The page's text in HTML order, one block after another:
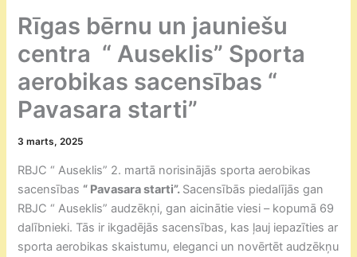
Rīgas bērnu un jauniešu
centra “ Auseklis” Sporta
aerobikas sacensības “
Pavasara starti”
3 marts, 2025
RBJC “ Auseklis” 2. martā norisinājās sporta aerobikas
sacensības “ Pavasara starti”. Sacensībās piedalījās gan
RBJC “ Auseklis” audzēkņi, gan aicinātie viesi – kopumā 69
dalībnieki. Tās ir ikgadējās sacensības, kas ļauj iepazīties ar
sporta aerobikas skaistumu, eleganci un novērtēt audzēkņu